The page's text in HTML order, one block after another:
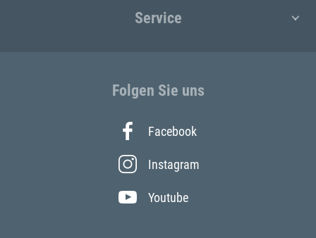
Service
Folgen Sie uns
Facebook
Instagram
Youtube